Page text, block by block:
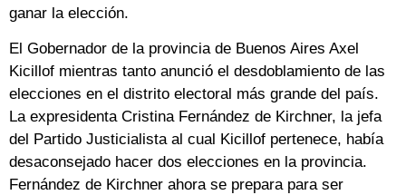
ganar la elección.
El Gobernador de la provincia de Buenos Aires Axel
Kicillof mientras tanto anunció el desdoblamiento de las
elecciones en el distrito electoral más grande del país.
La expresidenta Cristina Fernández de Kirchner, la jefa
del Partido Justicialista al cual Kicillof pertenece, había
desaconsejado hacer dos elecciones en la provincia.
Fernández de Kirchner ahora se prepara para ser